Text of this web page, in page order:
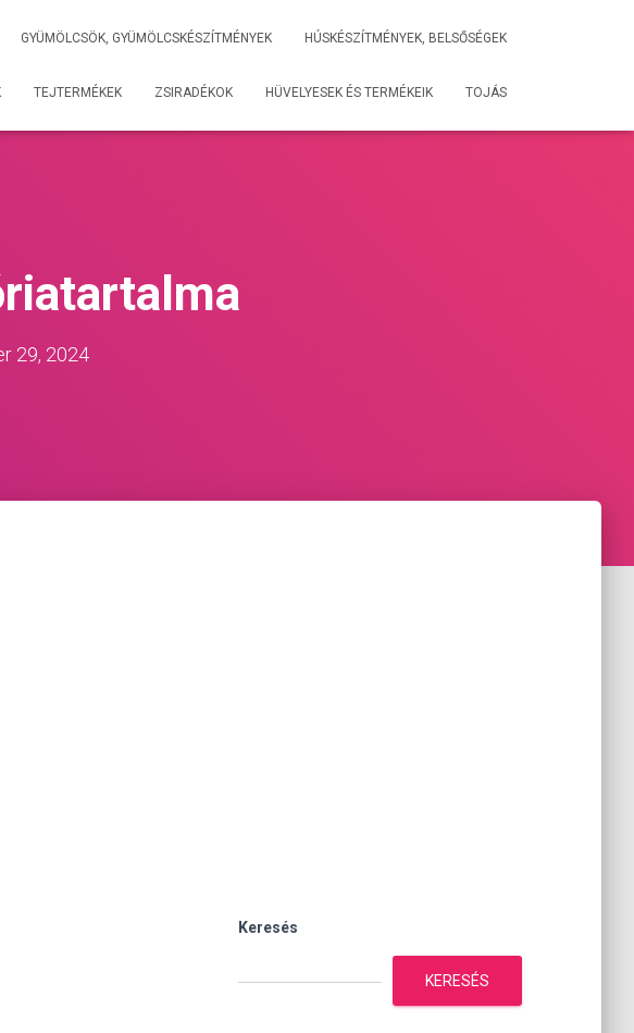
GYÜMÖLCSÖK, GYÜMÖLCSKÉSZÍTMÉNYEK HÚSKÉSZÍTMÉNYEK, BELSŐSÉGEK
TEJTERMÉKEK ZSIRADÉKOK HÜVELYESEK ÉS TERMÉKEIK TOJÁS
29, 2024
Keresés
KERESÉS